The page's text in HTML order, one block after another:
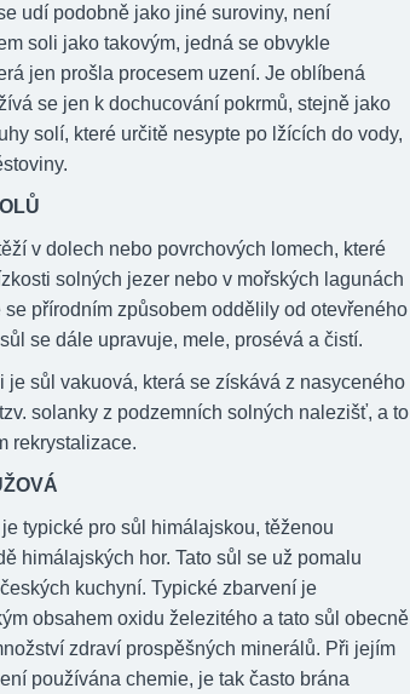
udí podobně jako jiné suroviny, není
soli jako takovým, jedná se obvykle
jen prošla procesem uzení. Je oblíbená
se jen k dochucování pokrmů, stejně jako
solí, které určitě nesypte po lžících do vody,
v dolech nebo povrchových lomech, které
solných jezer nebo v mořských lagunách
se přírodním způsobem oddělily od otevřeného
se dále upravuje, mele, prosévá a čistí.
je sůl vakuová, která se získává z nasyceného
solanky z podzemních solných nalezišť, a to
rekrystalizace.
typické pro sůl himálajskou, těženou
himálajských hor. Tato sůl se už pomalu
kuchyní. Typické zbarvení je
obsahem oxidu železitého a tato sůl obecně
zdraví prospěšných minerálů. Při jejím
používána chemie, je tak často brána